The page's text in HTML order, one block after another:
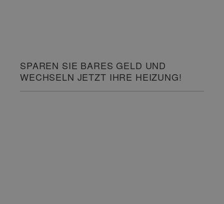
SPAREN SIE BARES GELD UND
WECHSELN JETZT IHRE HEIZUNG!